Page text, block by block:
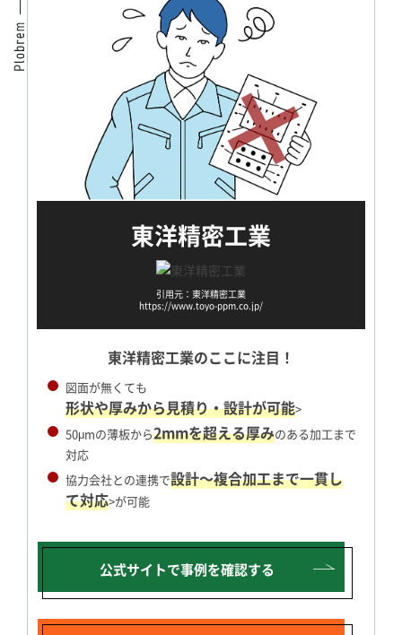
東洋精密工業
引用元：東洋精密工業
https://www.toyo-ppm.co.jp/
東洋精密工業のここに注目！
図面が無くても
形状や厚みから見積り・設計が可能>
50μmの薄板から2mmを超える厚みのある加工まで
対応
協力会社との連携で設計～複合加工まで一貫し
て対応>が可能
公式サイトで事例を確認する